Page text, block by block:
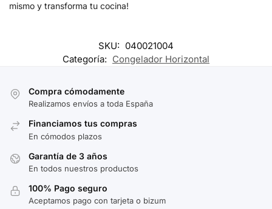
mismo y transforma tu cocina!
SKU: 040021004
Categoría: Congelador Horizontal
Compra cómodamente
Realizamos envíos a toda España
Financiamos tus compras
En cómodos plazos
Garantía de 3 años
En todos nuestros productos
100% Pago seguro
Aceptamos pago con tarjeta o bizum